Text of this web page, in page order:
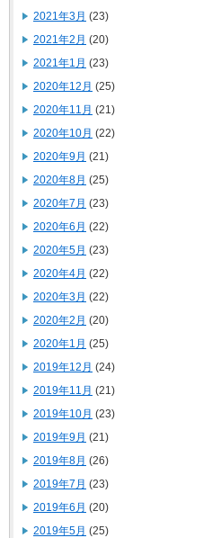
2021年3月 (23)
2021年2月 (20)
2021年1月 (23)
2020年12月 (25)
2020年11月 (21)
2020年10月 (22)
2020年9月 (21)
2020年8月 (25)
2020年7月 (23)
2020年6月 (22)
2020年5月 (23)
2020年4月 (22)
2020年3月 (22)
2020年2月 (20)
2020年1月 (25)
2019年12月 (24)
2019年11月 (21)
2019年10月 (23)
2019年9月 (21)
2019年8月 (26)
2019年7月 (23)
2019年6月 (20)
2019年5月 (25)